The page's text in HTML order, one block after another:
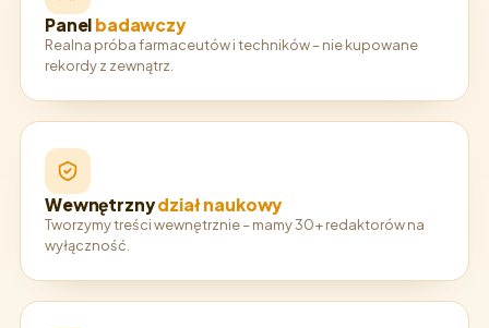
Panel badawczy
Realna próba farmaceutów i techników – nie kupowane
rekordy z zewnątrz.
Wewnętrznydział naukowy
Tworzymy treści wewnętrznie – mamy 30+ redaktorów na
wyłączność.